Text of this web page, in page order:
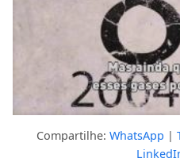
Compartilhe: WhatsApp |